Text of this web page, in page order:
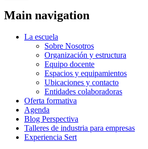
Main navigation
La escuela
Sobre Nosotros
Organización y estructura
Equipo docente
Espacios y equipamientos
Ubicaciones y contacto
Entidades colaboradoras
Oferta formativa
Agenda
Blog Perspectiva
Talleres de industria para empresas
Experiencia Sert